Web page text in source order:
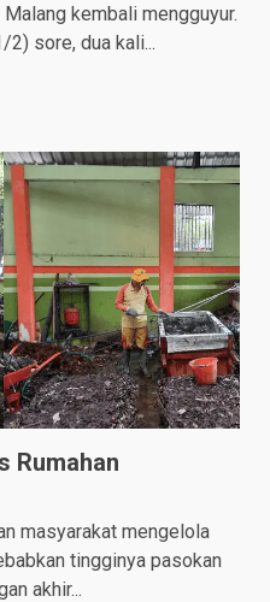
kembali mengguyur.
2) sore, dua kali...
Rumahan
masyarakat mengelola
tingginya pasokan
akhir...